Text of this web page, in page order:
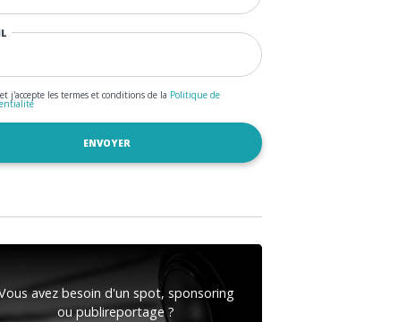
j'accepte les termes et conditions de la Politique de
avez besoin d'un spot, sponsoring
ou publireportage ?